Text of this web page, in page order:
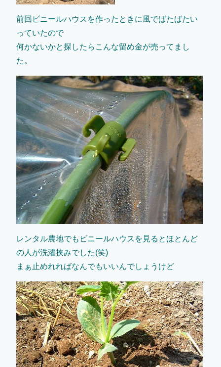
前回ビニールハウスを作ったときに風でばたばたい
っていたので
何かないかと探したらこんな留め金が売ってまし
た。
レンタル農地でもビニールハウスを見るとほとんど
の人が洗濯挟みでした(笑)
まぁ止めれればなんでもいいんでしょうけど